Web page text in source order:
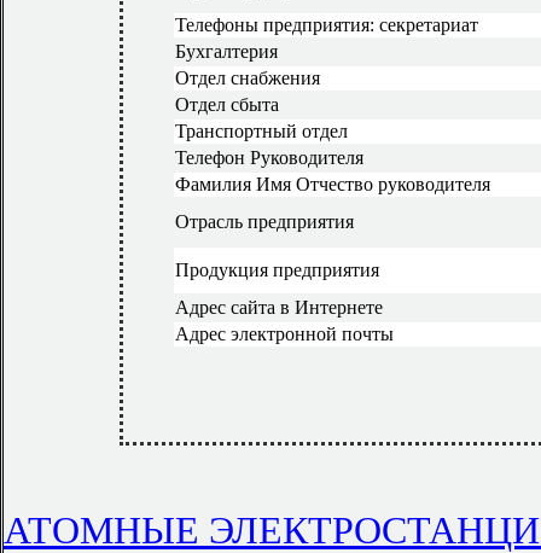
Телефоны предприятия: секретариат
Бухгалтерия
Отдел снабжения
Отдел сбыта
Транспортный отдел
Телефон Руководителя
Фамилия Имя Отчество руководителя
Отрасль предприятия
Продукция предприятия
Адрес сайта в Интернете
Адрес электронной почты
АТОМНЫЕ ЭЛЕКТРОСТАНЦИИ